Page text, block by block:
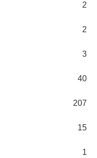
2
2
3
40
207
15
1